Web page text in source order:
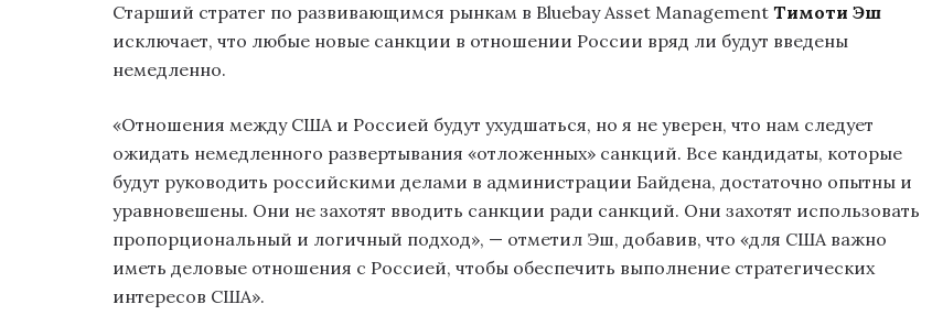
Старший стратег по развивающимся рынкам в Bluebay Asset Management Тимоти Эш
исключает, что любые новые санкции в отношении России вряд ли будут введены
немедленно.
«Отношения между США и Россией будут ухудшаться, но я не уверен, что нам следует
ожидать немедленного развертывания «отложенных» санкций. Все кандидаты, которые
будут руководить российскими делами в администрации Байдена, достаточно опытны и
уравновешены. Они не захотят вводить санкции ради санкций. Они захотят использовать
пропорциональный и логичный подход», — отметил Эш, добавив, что «для США важно
иметь деловые отношения с Россией, чтобы обеспечить выполнение стратегических
интересов США».